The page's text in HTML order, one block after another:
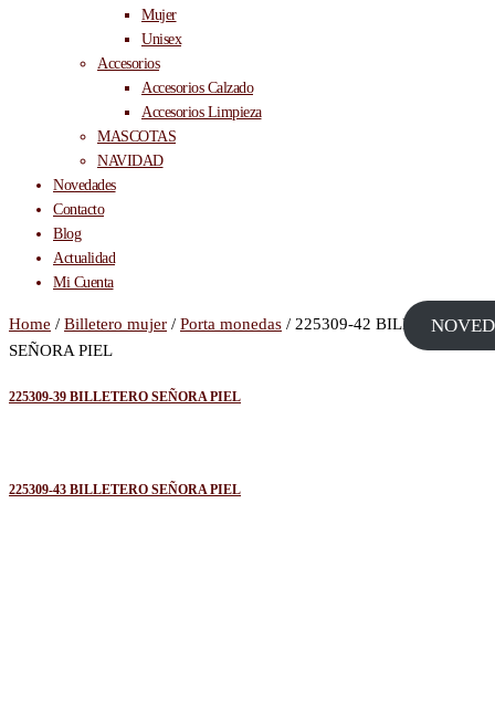
Mujer
Unisex
Accesorios
Accesorios Calzado
Accesorios Limpieza
MASCOTAS
NAVIDAD
Novedades
Contacto
Blog
Actualidad
Mi Cuenta
Home / Billetero mujer / Porta monedas / 225309-42 BILLETERO
SEÑORA PIEL
225309-39 BILLETERO SEÑORA PIEL
225309-43 BILLETERO SEÑORA PIEL